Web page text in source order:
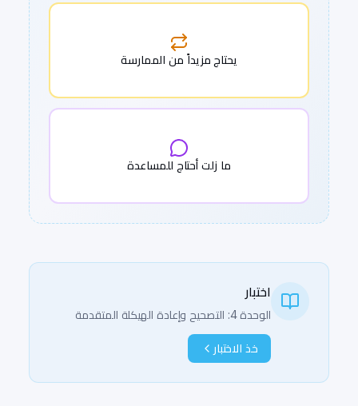
يحتاج مزيداً من الممارسة
ما زلت أحتاج للمساعدة
اختبار
الوحدة 4: التصحيح وإعادة الهيكلة المتقدمة
خذ الاختبار